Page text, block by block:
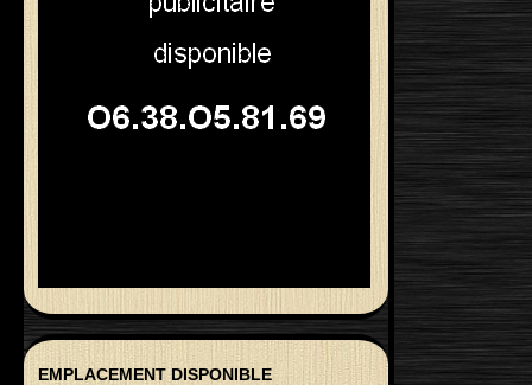
EMPLACEMENT DISPONIBLE